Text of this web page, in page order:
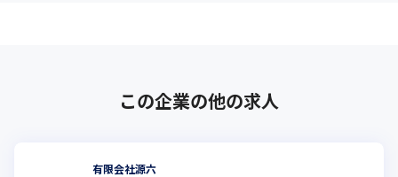
この企業の他の求人
有限会社源六